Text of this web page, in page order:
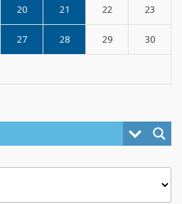
20 21 22 23
27 28 29 30